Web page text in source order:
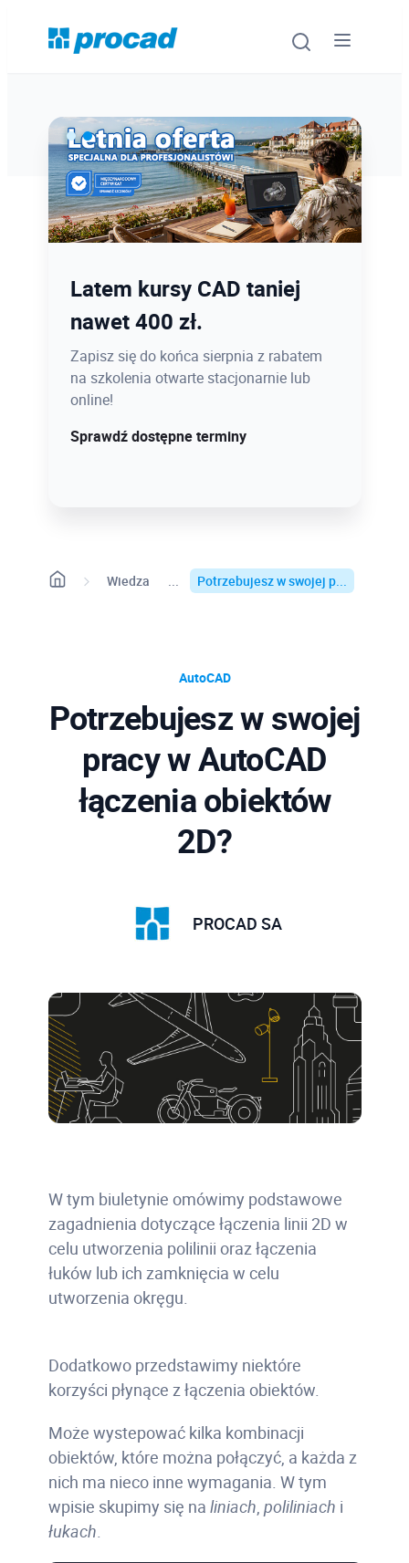
Ostatnie dni promocji Blind
Bird
12.08 o 12:08 zamykamy Blind Bird na
PROCAD EXPO 2026 - dołącz w
najlepszej cenie!
Sprawdź szczegóły!
Latem kursy CAD taniej
nawet 400 zł.
Zapisz się do końca sierpnia z rabatem
na szkolenia otwarte stacjonarnie lub
online!
Sprawdź dostępne terminy
Wiedza Potrzebujesz w swojej p...
AutoCAD
Potrzebujesz w swojej
pracy w AutoCAD
łączenia obiektów
2D?
PROCAD SA
W tym biuletynie omówimy podstawowe
zagadnienia dotyczące łączenia linii 2D w
celu utworzenia polilinii oraz łączenia
łuków lub ich zamknięcia w celu
utworzenia okręgu.
Dodatkowo przedstawimy niektóre
korzyści płynące z łączenia obiektów.
Może wystepować kilka kombinacji
obiektów, które można połączyć, a każda z
nich ma nieco inne wymagania. W tym
wpisie skupimy się na liniach, poliliniach i
łukach.
Oprogramowanie
Szkolenia
Urządzenia i serwis